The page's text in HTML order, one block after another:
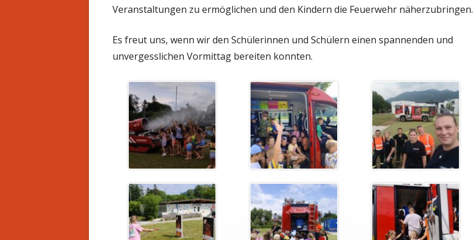
Veranstaltungen zu ermöglichen und den Kindern die Feuerwehr näherzubringen.
Es freut uns, wenn wir den Schülerinnen und Schülern einen spannenden und
unvergesslichen Vormittag bereiten konnten.